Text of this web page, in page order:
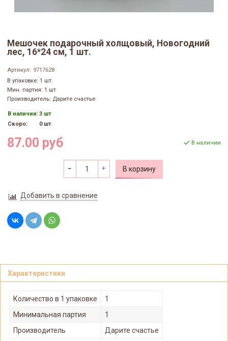
Мешочек подарочный холщовый, Новогодний
лес, 16*24 см, 1 шт.
Артикул: 9717628
В упаковке: 1 шт.
Мин. партия: 1 шт
Производитель: Дарите счастье
В наличии:3 шт
Скоро:
0 шт
87.00 руб В наличии
В корзину
Добавить в сравнение
Характеристики
Количество в 1 упаковке
1
Минимальная партия
1
Производитель
Дарите счастье